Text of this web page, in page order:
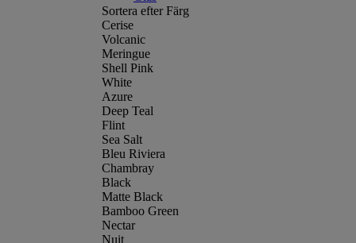
Sortera efter Färg
Cerise
Volcanic
Meringue
Shell Pink
White
Azure
Deep Teal
Flint
Sea Salt
Bleu Riviera
Chambray
Black
Matte Black
Bamboo Green
Nectar
Nuit